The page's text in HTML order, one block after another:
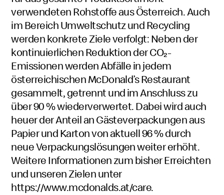
verwendeten Rohstoffe aus Österreich. Auch
im Bereich Umweltschutz und Recycling
werden konkrete Ziele verfolgt: Neben der
kontinuierlichen Reduktion der CO₂-
Emissionen werden Abfälle in jedem
österreichischen McDonald’s Restaurant
gesammelt, getrennt und im Anschluss zu
über 90 % wiederverwertet. Dabei wird auch
heuer der Anteil an Gästeverpackungen aus
Papier und Karton von aktuell 96 % durch
neue Verpackungslösungen weiter erhöht.
Weitere Informationen zum bisher Erreichten
und unseren Zielen unter
https://www.mcdonalds.at/care.